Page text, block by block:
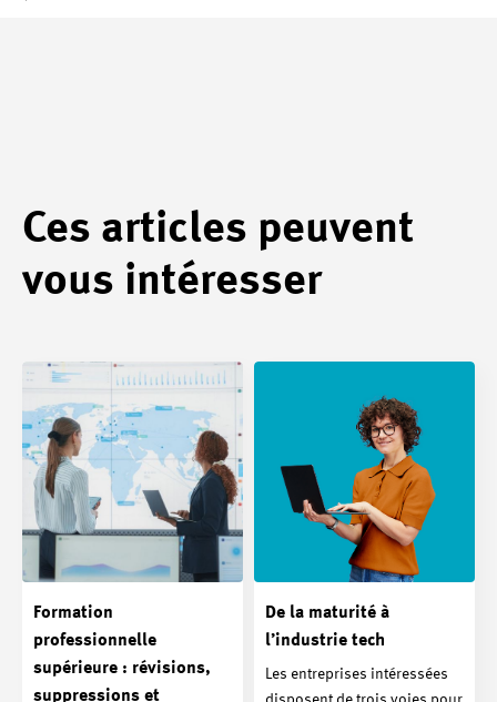
Ces articles peuvent
vous intéresser
Formation
professionnelle
supérieure : révisions,
suppressions et
De la maturité à
l’industrie tech
Les entreprises intéressées